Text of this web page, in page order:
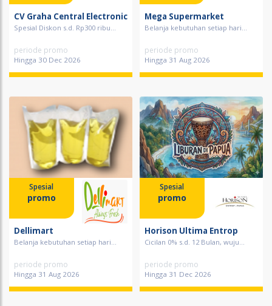
CV Graha Central Electronic
Spesial Diskon s.d. Rp300 ribu...
periode promo
Hingga 30 Dec 2026
Mega Supermarket
Belanja kebutuhan setiap hari...
periode promo
Hingga 31 Aug 2026
Spesial
promo
Dellimart
Belanja kebutuhan setiap hari...
periode promo
Hingga 31 Aug 2026
Spesial
promo
Horison Ultima Entrop
Cicilan 0% s.d. 12 Bulan, wuju...
periode promo
Hingga 31 Dec 2026